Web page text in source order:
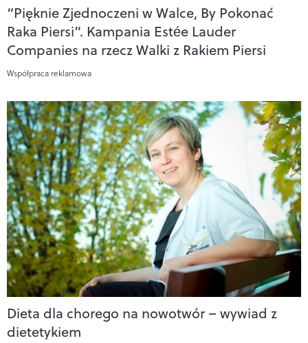
“Pięknie Zjednoczeni w Walce, By Pokonać
Raka Piersi”. Kampania Estée Lauder
Companies na rzecz Walki z Rakiem Piersi
Współpraca reklamowa
Dieta dla chorego na nowotwór – wywiad z
dietetykiem